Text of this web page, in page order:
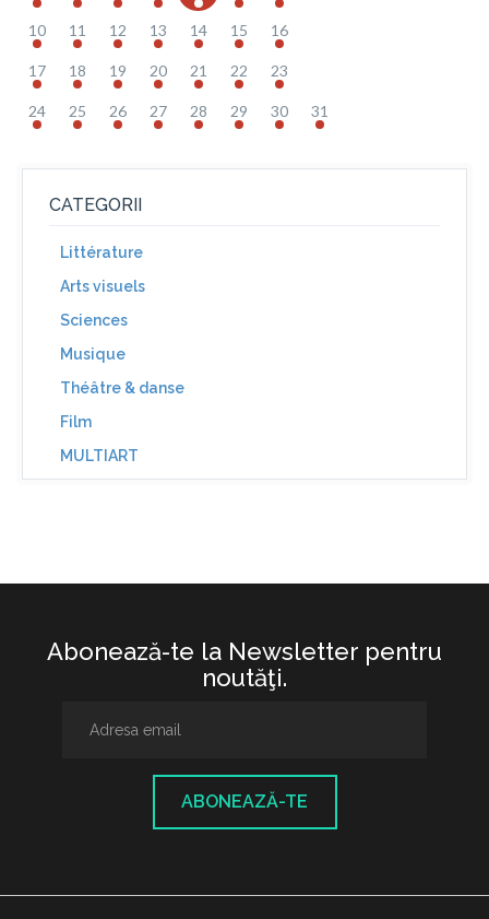
10 11 12 13 14 15 16
17 18 19 20 21 22 23
24 25 26 27 28 29 30 31
CATEGORII
Littérature
Arts visuels
Sciences
Musique
Théâtre & danse
Film
MULTIART
Abonează-te la Newsletter pentru
noutăţi.
ABONEAZĂ-TE